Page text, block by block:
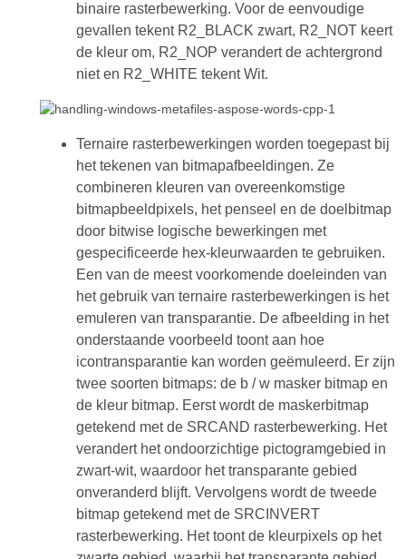
binaire rasterbewerking. Voor de eenvoudige
gevallen tekent R2_BLACK zwart, R2_NOT keert
de kleur om, R2_NOP verandert de achtergrond
niet en R2_WHITE tekent Wit.
Ternaire rasterbewerkingen worden toegepast bij
het tekenen van bitmapafbeeldingen. Ze
combineren kleuren van overeenkomstige
bitmapbeeldpixels, het penseel en de doelbitmap
door bitwise logische bewerkingen met
gespecificeerde hex-kleurwaarden te gebruiken.
Een van de meest voorkomende doeleinden van
het gebruik van ternaire rasterbewerkingen is het
emuleren van transparantie. De afbeelding in het
onderstaande voorbeeld toont aan hoe
icontransparantie kan worden geëmuleerd. Er zijn
twee soorten bitmaps: de b / w masker bitmap en
de kleur bitmap. Eerst wordt de maskerbitmap
getekend met de SRCAND rasterbewerking. Het
verandert het ondoorzichtige pictogramgebied in
zwart-wit, waardoor het transparante gebied
onveranderd blijft. Vervolgens wordt de tweede
bitmap getekend met de SRCINVERT
rasterbewerking. Het toont de kleurpixels op het